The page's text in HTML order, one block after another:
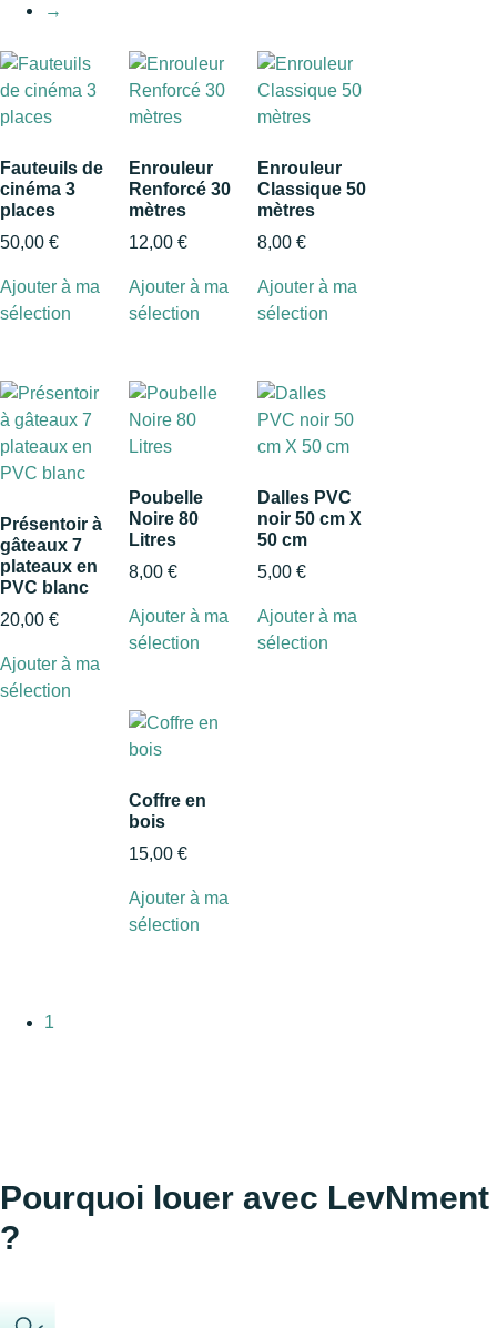
→
Fauteuils de
cinéma 3
places
50,00 €
Ajouter à ma
sélection
Enrouleur
Renforcé 30
mètres
12,00 €
Ajouter à ma
sélection
Enrouleur
Classique 50
mètres
8,00 €
Ajouter à ma
sélection
Présentoir à
gâteaux 7
plateaux en
PVC blanc
20,00 €
Ajouter à ma
sélection
Poubelle
Noire 80
Litres
8,00 €
Ajouter à ma
sélection
Dalles PVC
noir 50 cm X
50 cm
5,00 €
Ajouter à ma
sélection
Coffre en
bois
15,00 €
Ajouter à ma
sélection
1
Pourquoi louer avec LevNment
?